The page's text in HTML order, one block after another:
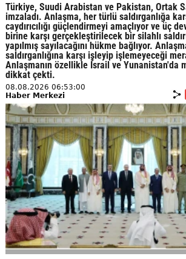
Türkiye, Suudi Arabistan ve Pakistan, Ortak
imzaladı. Anlaşma, her türlü saldırganlığa
caydırıcılığı güçlendirmeyi amaçlıyor ve üç
birine karşı gerçekleştirilecek bir silahlı
yapılmış sayılacağını hükme bağlıyor.
saldırganlığına karşı işleyip işlemeyeceği
Anlaşmanın özellikle İsrail ve Yunanistan'da
dikkat çekti.
08.08.2026 06:53:00
Haber Merkezi